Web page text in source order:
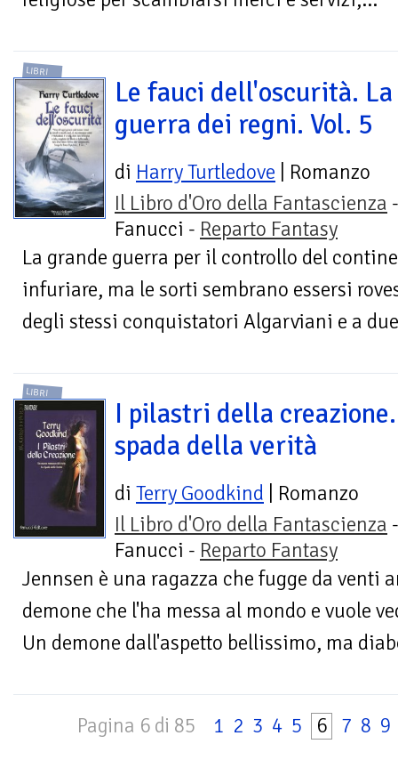
LIBRI
Le fauci dell'oscurità. La
guerra dei regni. Vol. 5
di Harry Turtledove | Romanzo
Il Libro d'Oro della Fantascienza -
Fanucci - Reparto Fantasy
La grande guerra per il controllo del
infuriare, ma le sorti sembrano essersi
degli stessi conquistatori Algarviani e a
LIBRI
I pilastri della
spada della verità
di Terry Goodkind | Romanzo
Il Libro d'Oro della Fantascienza -
Fanucci - Reparto Fantasy
Jennsen è una ragazza che fugge da venti
demone che l'ha messa al mondo e vuole
Un demone dall'aspetto bellissimo, ma
Pagina 6 di 85 1 2 3 4 5 6 7 8 9